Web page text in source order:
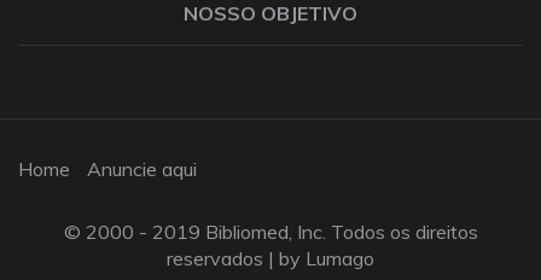
NOSSO OBJETIVO
Home Anuncie aqui
© 2000 - 2019 Bibliomed, Inc. Todos os direitos
reservados | by Lumago